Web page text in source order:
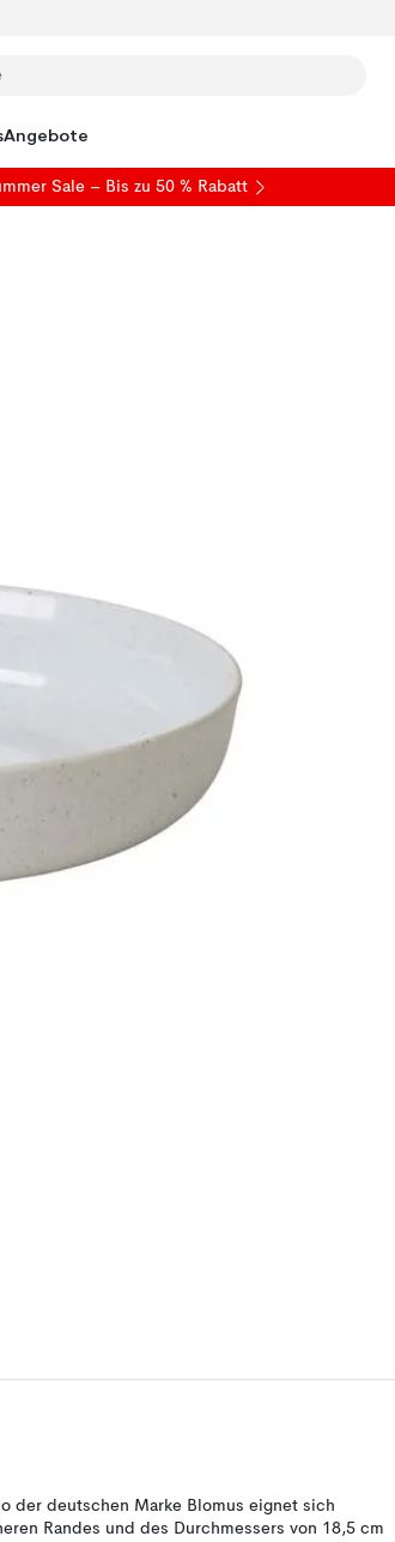
Angebote
Sale – Bis zu 50 % Rabatt
der deutschen Marke Blomus eignet sich
Randes und des Durchmessers von 18,5 cm